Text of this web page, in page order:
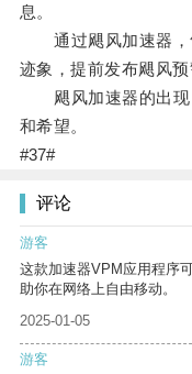
息。
通过飓风加速器，
迹象，提前发布飓风预
飓风加速器的出现
和希望。
#37#
评论
游客
这款加速器VPM应用程序
助你在网络上自由移动。
2025-01-05
游客